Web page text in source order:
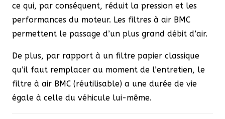
ce qui, par conséquent, réduit la pression et les
performances du moteur. Les filtres à air BMC
permettent le passage d’un plus grand débit d’air.
De plus, par rapport à un filtre papier classique
qu’il faut remplacer au moment de l’entretien, le
filtre à air BMC (réutilisable) a une durée de vie
égale à celle du véhicule lui-même.